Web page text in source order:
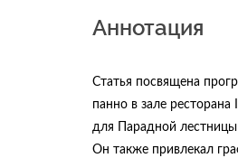
Аннотация
Статья посвящена
панно в зале
для Парадной лестницы
Он также привлекал